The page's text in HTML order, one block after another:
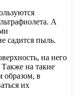
А
садится пыль.
на него
на такие
образом, в
их